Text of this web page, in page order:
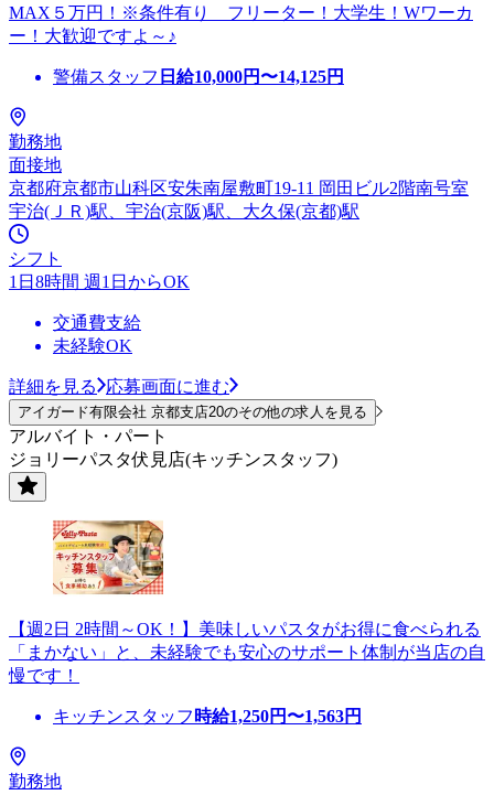
MAX５万円！※条件有り フリーター！大学生！Wワーカ
ー！大歓迎ですよ～♪
警備スタッフ 日給10,000円〜14,125円
勤務地
面接地
京都府京都市山科区安朱南屋敷町19-11 岡田ビル2階南号室
宇治(ＪＲ)駅、宇治(京阪)駅、大久保(京都)駅
シフト
1日8時間 週1日からOK
交通費支給
未経験OK
詳細を見る 応募画面に進む
アイガード有限会社 京都支店20のその他の求人を見る
アルバイト・パート
ジョリーパスタ伏見店(キッチンスタッフ)
【週2日 2時間～OK！】美味しいパスタがお得に食べられる
「まかない」と、未経験でも安心のサポート体制が当店の自
慢です！
キッチンスタッフ 時給1,250円〜1,563円
勤務地